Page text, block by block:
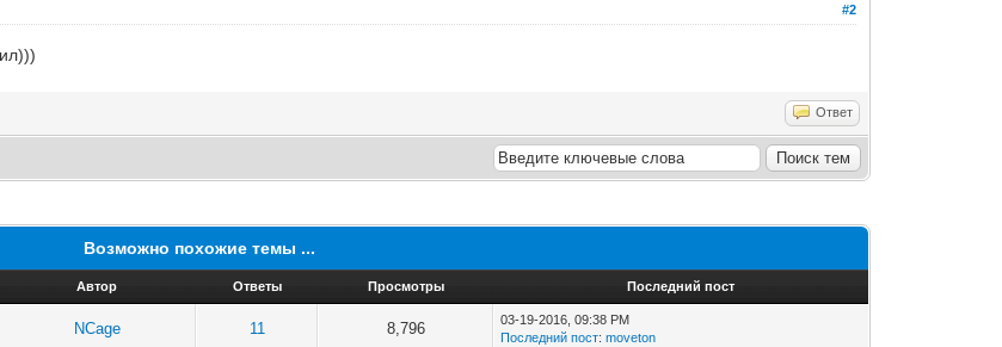
#2
Ответ
Возможно похожие темы ...
Автор Ответы Просмотры Последний пост
NCage 11 8,796
03-19-2016, 09:38 PM
Последний пост:moveton